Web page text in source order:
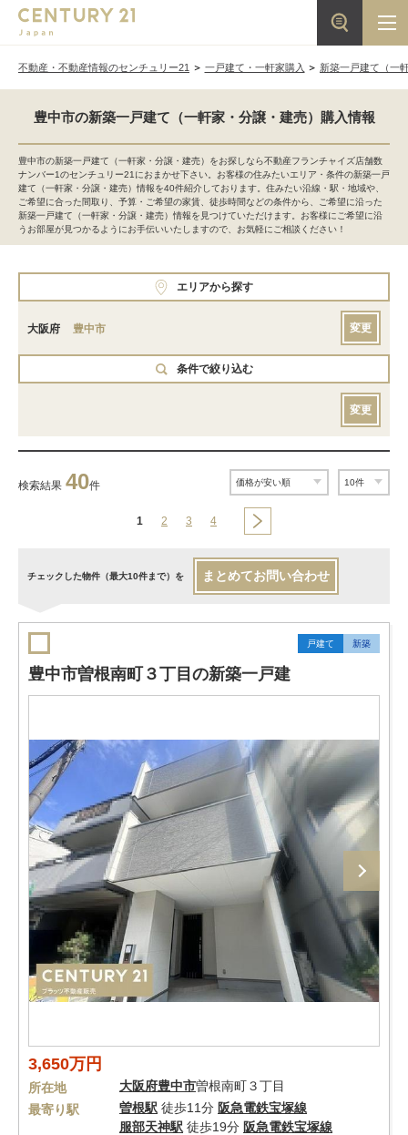
不動産・不動産情報のセンチュリー21 一戸建て・一軒家購入 新築一戸建て（一
豊中市の新築一戸建て（一軒家・分譲・建売）購入情報
豊中市の新築一戸建て（一軒家・分譲・建売）をお探しなら不動産フランチャイズ店舗数
ナンバー1のセンチュリー21におまかせ下さい。お客様の住みたいエリア・条件の新築一戸
建て（一軒家・分譲・建売）情報を40件紹介しております。住みたい沿線・駅・地域や、
ご希望に合った間取り、予算・ご希望の家賃、徒歩時間などの条件から、ご希望に沿った
新築一戸建て（一軒家・分譲・建売）情報を見つけていただけます。お客様にご希望に沿
うお部屋が見つかるようにお手伝いいたしますので、お気軽にご相談ください！
エリアから探す
大阪府 豊中市 変更
条件で絞り込む
変更
検索結果 40件
1 2 3 4
チェックした物件（最大10件まで）を まとめてお問い合わせ
戸建て 新築
豊中市曽根南町３丁目の新築一戸建
3,650万円
所在地 大阪府豊中市曽根南町３丁目
最寄り駅
曽根駅 徒歩11分 阪急電鉄宝塚線
服部天神駅 徒歩19分 阪急電鉄宝塚線